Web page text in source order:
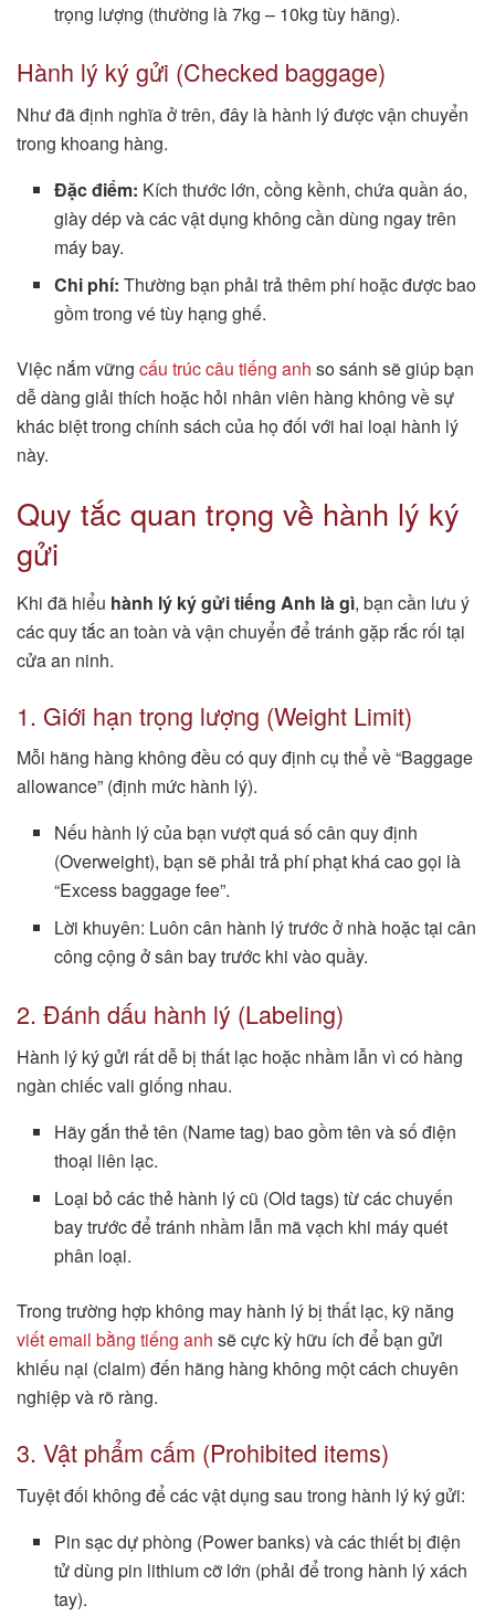
trọng lượng (thường là 7kg – 10kg tùy hãng).
Hành lý ký gửi (Checked baggage)
Như đã định nghĩa ở trên, đây là hành lý được vận chuyển
trong khoang hàng.
Đặc điểm: Kích thước lớn, cồng kềnh, chứa quần áo,
giày dép và các vật dụng không cần dùng ngay trên
máy bay.
Chi phí: Thường bạn phải trả thêm phí hoặc được bao
gồm trong vé tùy hạng ghế.
Việc nắm vững cấu trúc câu tiếng anh so sánh sẽ giúp bạn
dễ dàng giải thích hoặc hỏi nhân viên hàng không về sự
khác biệt trong chính sách của họ đối với hai loại hành lý
này.
Quy tắc quan trọng về hành lý ký
gửi
Khi đã hiểu hành lý ký gửi tiếng Anh là gì, bạn cần lưu ý
các quy tắc an toàn và vận chuyển để tránh gặp rắc rối tại
cửa an ninh.
1. Giới hạn trọng lượng (Weight Limit)
Mỗi hãng hàng không đều có quy định cụ thể về “Baggage
allowance” (định mức hành lý).
Nếu hành lý của bạn vượt quá số cân quy định
(Overweight), bạn sẽ phải trả phí phạt khá cao gọi là
“Excess baggage fee”.
Lời khuyên: Luôn cân hành lý trước ở nhà hoặc tại cân
công cộng ở sân bay trước khi vào quầy.
2. Đánh dấu hành lý (Labeling)
Hành lý ký gửi rất dễ bị thất lạc hoặc nhầm lẫn vì có hàng
ngàn chiếc vali giống nhau.
Hãy gắn thẻ tên (Name tag) bao gồm tên và số điện
thoại liên lạc.
Loại bỏ các thẻ hành lý cũ (Old tags) từ các chuyến
bay trước để tránh nhầm lẫn mã vạch khi máy quét
phân loại.
Trong trường hợp không may hành lý bị thất lạc, kỹ năng
viết email bằng tiếng anh sẽ cực kỳ hữu ích để bạn gửi
khiếu nại (claim) đến hãng hàng không một cách chuyên
nghiệp và rõ ràng.
3. Vật phẩm cấm (Prohibited items)
Tuyệt đối không để các vật dụng sau trong hành lý ký gửi:
Pin sạc dự phòng (Power banks) và các thiết bị điện
tử dùng pin lithium cỡ lớn (phải để trong hành lý xách
tay).